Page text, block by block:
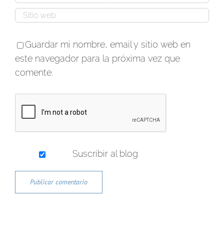
Guardar mi nombre, email y sitio web en
este navegador para la próxima vez que
comente.
Suscribir al blog